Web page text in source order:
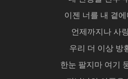
이젠 너를 내 곁
언제까지나 사
우리 더 이상 방
한눈 팔지마 여기